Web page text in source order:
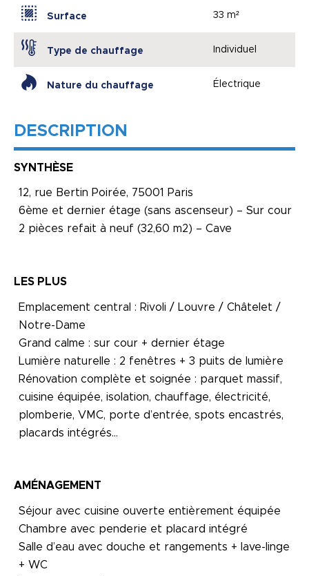
Surface 33 m²
Type de chauffage Individuel
Nature du chauffage Électrique
DESCRIPTION
SYNTHÈSE
12, rue Bertin Poirée, 75001 Paris
6ème et dernier étage (sans ascenseur) – Sur cour
2 pièces refait à neuf (32,60 m2) – Cave
LES PLUS
Emplacement central : Rivoli / Louvre / Châtelet /
Notre-Dame
Grand calme : sur cour + dernier étage
Lumière naturelle : 2 fenêtres + 3 puits de lumière
Rénovation complète et soignée : parquet massif,
cuisine équipée, isolation, chauffage, électricité,
plomberie, VMC, porte d’entrée, spots encastrés,
placards intégrés…
AMÉNAGEMENT
Séjour avec cuisine ouverte entièrement équipée
Chambre avec penderie et placard intégré
Salle d’eau avec douche et rangements + lave-linge
+ WC